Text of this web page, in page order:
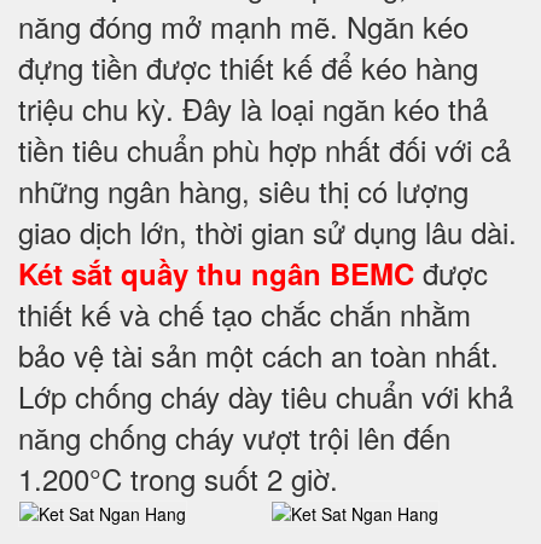
năng đóng mở mạnh mẽ. Ngăn kéo
đựng tiền được thiết kế để kéo hàng
triệu chu kỳ. Đây là loại ngăn kéo thả
tiền tiêu chuẩn phù hợp nhất đối với cả
những ngân hàng, siêu thị có lượng
giao dịch lớn, thời gian sử dụng lâu dài.
Két sắt quầy thu ngân BEMC được
thiết kế và chế tạo chắc chắn nhằm
bảo vệ tài sản một cách an toàn nhất.
Lớp chống cháy dày tiêu chuẩn với khả
năng chống cháy vượt trội lên đến
1.200°C trong suốt 2 giờ.